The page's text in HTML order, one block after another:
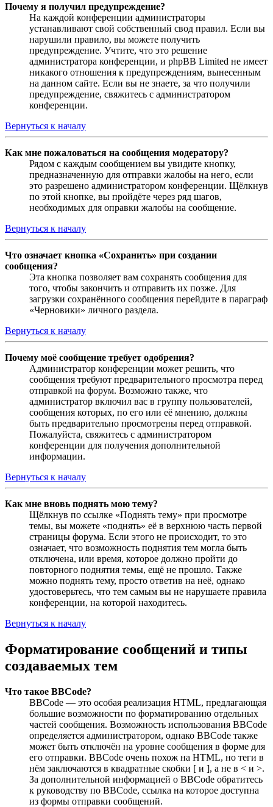
Почему я получил предупреждение?
На каждой конференции администраторы
устанавливают свой собственный свод правил. Если вы
нарушили правило, вы можете получить
предупреждение. Учтите, что это решение
администратора конференции, и phpBB Limited не имеет
никакого отношения к предупреждениям, вынесенным
на данном сайте. Если вы не знаете, за что получили
предупреждение, свяжитесь с администратором
конференции.
Вернуться к началу
Как мне пожаловаться на сообщения модератору?
Рядом с каждым сообщением вы увидите кнопку,
предназначенную для отправки жалобы на него, если
это разрешено администратором конференции. Щёлкнув
по этой кнопке, вы пройдёте через ряд шагов,
необходимых для оправки жалобы на сообщение.
Вернуться к началу
Что означает кнопка «Сохранить» при создании
сообщения?
Эта кнопка позволяет вам сохранять сообщения для
того, чтобы закончить и отправить их позже. Для
загрузки сохранённого сообщения перейдите в параграф
«Черновики» личного раздела.
Вернуться к началу
Почему моё сообщение требует одобрения?
Администратор конференции может решить, что
сообщения требуют предварительного просмотра перед
отправкой на форум. Возможно также, что
администратор включил вас в группу пользователей,
сообщения которых, по его или её мнению, должны
быть предварительно просмотрены перед отправкой.
Пожалуйста, свяжитесь с администратором
конференции для получения дополнительной
информации.
Вернуться к началу
Как мне вновь поднять мою тему?
Щёлкнув по ссылке «Поднять тему» при просмотре
темы, вы можете «поднять» её в верхнюю часть первой
страницы форума. Если этого не происходит, то это
означает, что возможность поднятия тем могла быть
отключена, или время, которое должно пройти до
повторного поднятия темы, ещё не прошло. Также
можно поднять тему, просто ответив на неё, однако
удостоверьтесь, что тем самым вы не нарушаете правила
конференции, на которой находитесь.
Вернуться к началу
Форматирование сообщений и типы
создаваемых тем
Что такое BBCode?
BBCode — это особая реализация HTML, предлагающая
большие возможности по форматированию отдельных
частей сообщения. Возможность использования BBCode
определяется администратором, однако BBCode также
может быть отключён на уровне сообщения в форме для
его отправки. BBCode очень похож на HTML, но теги в
нём заключаются в квадратные скобки [ и ], а не в < и >.
За дополнительной информацией о BBCode обратитесь
к руководству по BBCode, ссылка на которое доступна
из формы отправки сообщений.